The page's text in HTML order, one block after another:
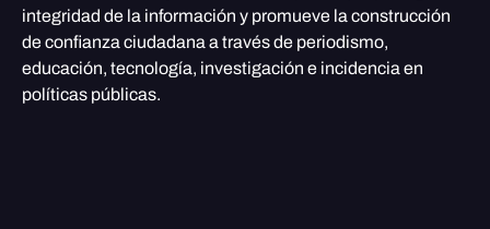
integridad de la información y promueve la construcción
de confianza ciudadana a través de periodismo,
educación, tecnología, investigación e incidencia en
políticas públicas.